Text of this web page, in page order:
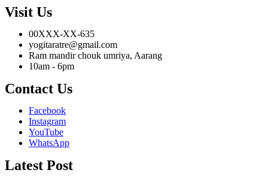
Visit Us
00XXX-XX-635
yogitaratre@gmail.com
Ram mandir chouk umriya, Aarang
10am - 6pm
Contact Us
Facebook
Instagram
YouTube
WhatsApp
Latest Post